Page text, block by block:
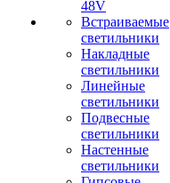
48V
Встраиваемые
светильники
Накладные
светильники
Линейные
светильники
Подвесные
светильники
Настенные
светильники